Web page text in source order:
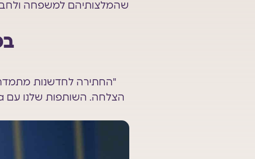
שהמלצותיהם למשפחה
"החתירה לחדשנות